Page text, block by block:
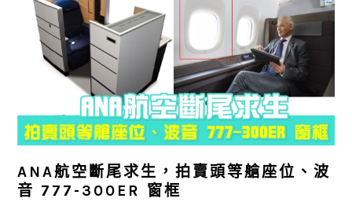
ANA航空斷尾求生，拍賣頭等艙座位、波
音 777-300ER 窗框